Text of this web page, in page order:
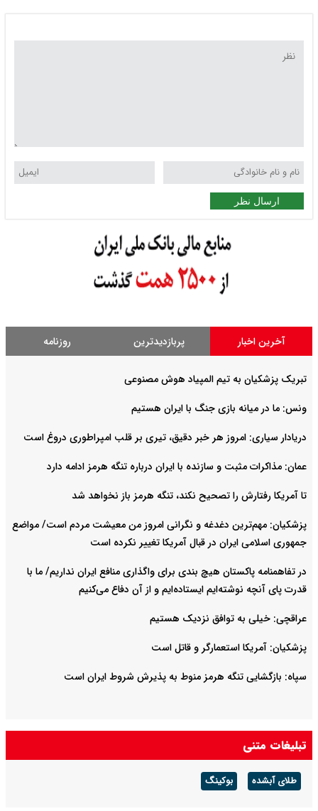
ارسال نظر
آخرین اخبار پربازدیدترین روزنامه
تبریک پزشکیان به تیم المپیاد هوش مصنوعی
ونس: ما در میانه بازی جنگ با ایران هستیم
دریادار سیاری: امروز هر خبر دقیق، تیری بر قلب امپراطوری دروغ است
عمان: مذاکرات مثبت و سازنده با ایران درباره تنگه هرمز ادامه دارد
تا آمریکا رفتارش را تصحیح نکند، تنگه هرمز باز نخواهد شد
پزشکیان: مهم‌ترین دغدغه و نگرانی امروز من معیشت مردم است/ مواضع
جمهوری اسلامی ایران در قبال آمریکا تغییر نکرده است
در تفاهمنامه پاکستان هیچ بندی برای واگذاری منافع ایران نداریم/ ما با
قدرت پای آنچه نوشته‌ایم ایستاده‌ایم و از آن دفاع می‌کنیم
عراقچی: خیلی به توافق نزدیک هستیم
پزشکیان: آمریکا استعمارگر و قاتل است
سپاه: بازگشایی تنگه هرمز منوط به پذیرش شروط ایران است
تبلیغات متنی
طلای آبشده بوکینگ